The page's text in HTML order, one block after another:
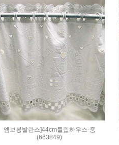
엠보봉발란스]44cm튤립하우스-중
(663849)